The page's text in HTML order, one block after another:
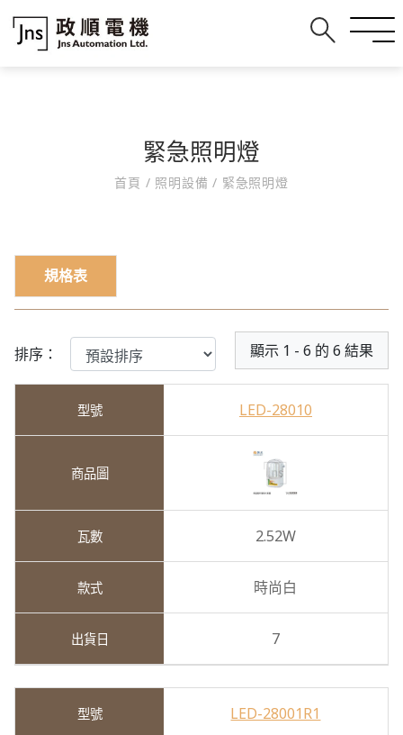
緊急照明燈
首頁 / 照明設備/ 緊急照明燈
規格表
排序： 顯示 1 - 6 的 6 結果
LED-28010
2.52W
時尚白
7
LED-28001R1